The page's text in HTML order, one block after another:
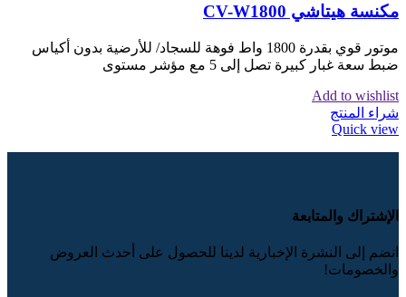
مكنسة هيتاشي CV-W1800
موتور قوي بقدرة 1800 واط فوهة للسجاد/ للأرضية بدون أكياس
ضبط سعة غبار كبيرة تصل إلى 5 مع مؤشر مستوى
Add to wishlist
شراء المنتج
Quick view
الإشتراك والمتابعة
انضم إلى النشرة الإخبارية لدينا للحصول على أحدث العروض
والخصومات!